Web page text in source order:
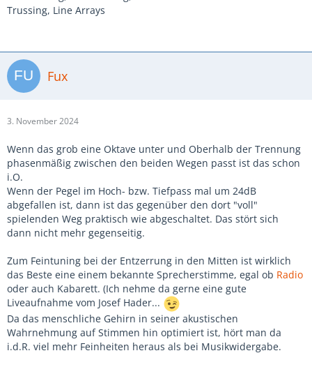
Trussing, Line Arrays
Fux
3. November 2024
Wenn das grob eine Oktave unter und Oberhalb der Trennung
phasenmäßig zwischen den beiden Wegen passt ist das schon
i.O.
Wenn der Pegel im Hoch- bzw. Tiefpass mal um 24dB
abgefallen ist, dann ist das gegenüber den dort "voll"
spielenden Weg praktisch wie abgeschaltet. Das stört sich
dann nicht mehr gegenseitig.
Zum Feintuning bei der Entzerrung in den Mitten ist wirklich
das Beste eine einem bekannte Sprecherstimme, egal ob Radio
oder auch Kabarett. (Ich nehme da gerne eine gute
Liveaufnahme vom Josef Hader...
Da das menschliche Gehirn in seiner akustischen
Wahrnehmung auf Stimmen hin optimiert ist, hört man da
i.d.R. viel mehr Feinheiten heraus als bei Musikwidergabe.